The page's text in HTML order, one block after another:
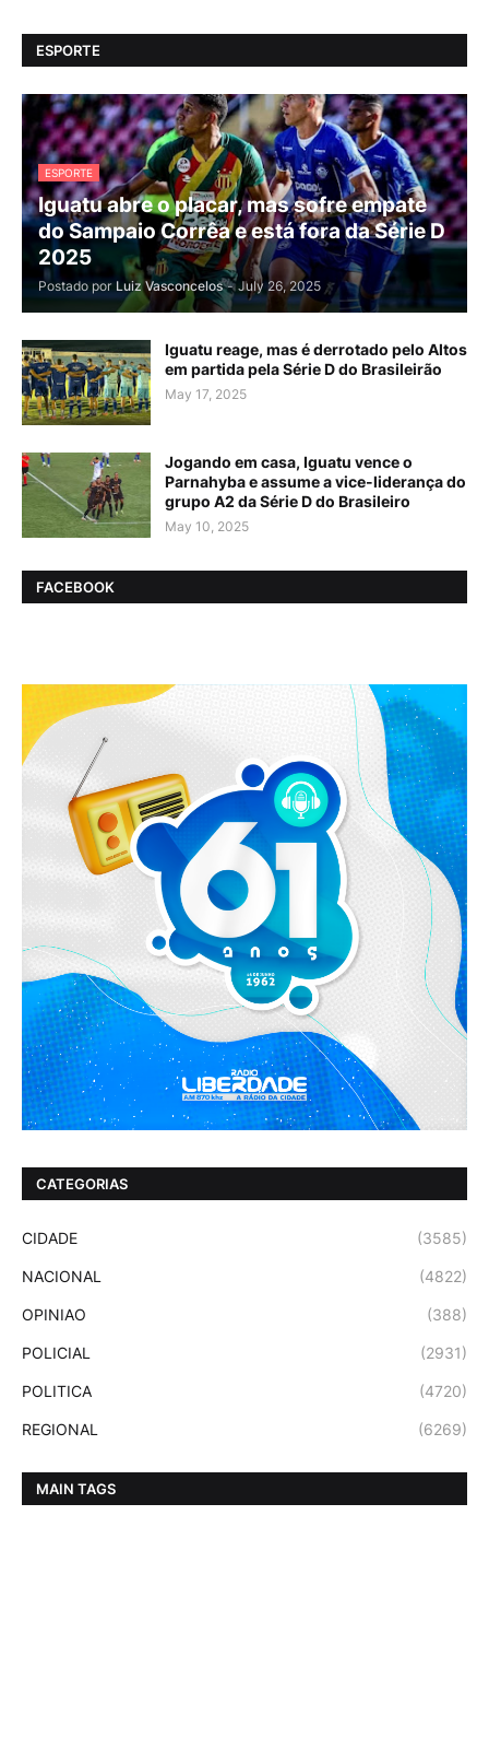
ESPORTE
ESPORTE
Iguatu abre o placar, mas sofre empate
do Sampaio Corrêa e está fora da Série D
2025
Postado por Luiz Vasconcelos - July 26, 2025
Iguatu reage, mas é derrotado pelo Altos
em partida pela Série D do Brasileirão
May 17, 2025
Jogando em casa, Iguatu vence o
Parnahyba e assume a vice-liderança do
grupo A2 da Série D do Brasileiro
May 10, 2025
FACEBOOK
CATEGORIAS
CIDADE (3585)
NACIONAL (4822)
OPINIAO (388)
POLICIAL (2931)
POLITICA (4720)
REGIONAL (6269)
MAIN TAGS